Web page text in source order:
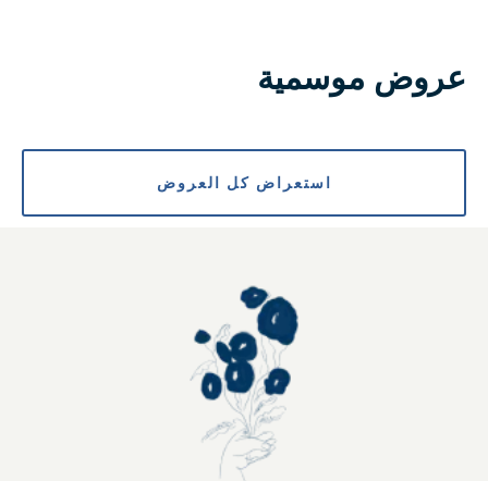
عروض موسمية
استعراض كل العروض